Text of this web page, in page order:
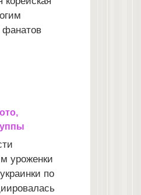
фанатов
уроженки
по